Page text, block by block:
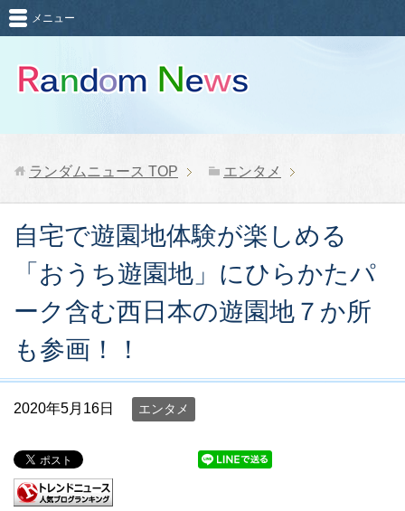
メニュー
ランダムニュース TOP エンタメ
自宅で遊園地体験が楽しめる
「おうち遊園地」にひらかたパ
ーク含む西日本の遊園地７か所
も参画！！
2020年5月16日 エンタメ